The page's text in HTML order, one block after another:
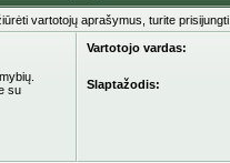
vartotojų aprašymus, turite prisijungti.
su
Vartotojo vardas:
Slaptažodis: